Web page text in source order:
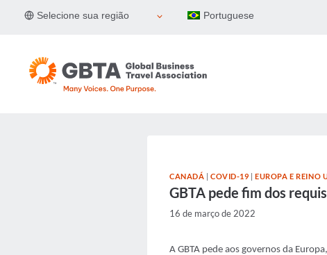
Selecione sua região Portuguese
CANADÁ |COVID-19 |EUROPA E REINO
GBTA pede fim dos
16 de março de 2022
A GBTA pede aos governos da